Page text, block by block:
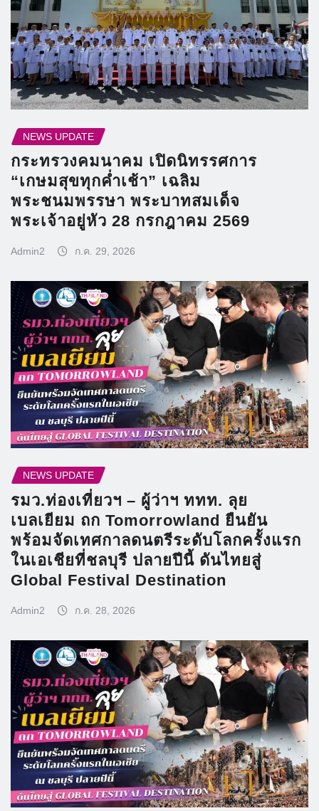
NEWS UPDATE
กระทรวงคมนาคม เปิดนิทรรศการ
“เกษมสุขทุกค่ำเช้า” เฉลิม
พระชนมพรรษา พระบาทสมเด็จ
พระเจ้าอยู่หัว 28 กรกฎาคม 2569
Admin2 ก.ค. 29, 2026
NEWS UPDATE
รมว.ท่องเที่ยวฯ – ผู้ว่าฯ ททท. ลุย
เบลเยียม ถก Tomorrowland ยืนยัน
พร้อมจัดเทศกาลดนตรีระดับโลกครั้งแรก
ในเอเชียที่ชลบุรี ปลายปีนี้ ดันไทยสู่
Global Festival Destination
Admin2 ก.ค. 28, 2026